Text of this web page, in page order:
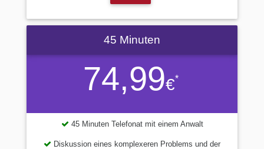
74,99€*
45 Minuten
45 Minuten Telefonat mit einem Anwalt
Diskussion eines komplexeren Problems und der